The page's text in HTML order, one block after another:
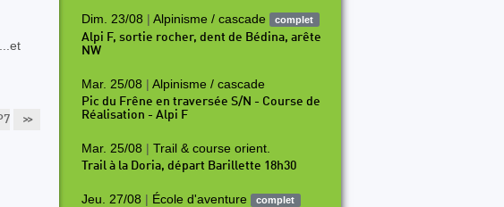
>> P72 P73 P74
Dim. 23/08 | Alpinisme / cascade complet
Alpi F, sortie rocher, dent de Bédina, arête
NW
Mar. 25/08 | Alpinisme / cascade
Pic du Frêne en traversée S/N - Course de
Réalisation - Alpi F
Mar. 25/08 | Trail & course orient.
Trail à la Doria, départ Barillette 18h30
Jeu. 27/08 | École d'aventure complet